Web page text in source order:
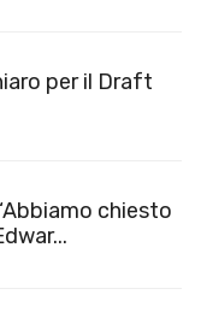
per il Draft
chiesto